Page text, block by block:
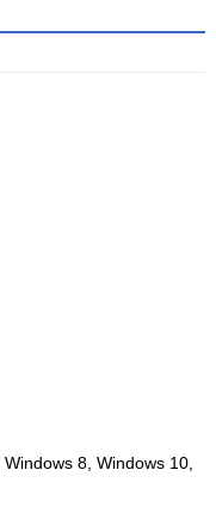
Windows 8, Windows 10,